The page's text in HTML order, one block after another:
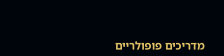
מדריכים פופולריים